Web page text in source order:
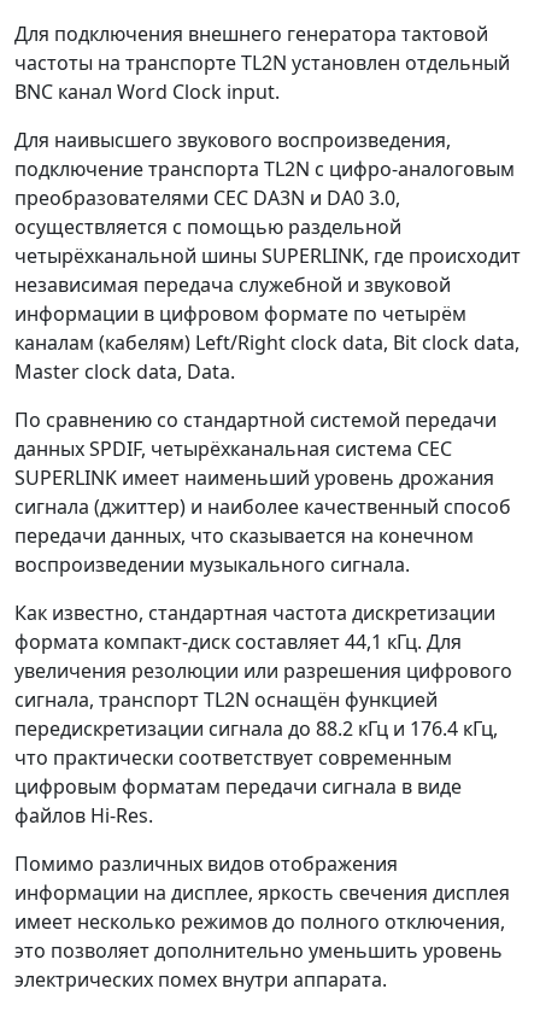
Для подключения внешнего генератора тактовой
частоты на транспорте TL2N установлен отдельный
BNC канал Word Clock input.
Для наивысшего звукового воспроизведения,
подключение транспорта TL2N с цифро-аналоговым
преобразователями CEC DA3N и DA0 3.0,
осуществляется с помощью раздельной
четырёхканальной шины SUPERLINK, где происходит
независимая передача служебной и звуковой
информации в цифровом формате по четырём
каналам (кабелям) Left/Right clock data, Bit clock data,
Master clock data, Data.
По сравнению со стандартной системой передачи
данных SPDIF, четырёхканальная система CEC
SUPERLINK имеет наименьший уровень дрожания
сигнала (джиттер) и наиболее качественный способ
передачи данных, что сказывается на конечном
воспроизведении музыкального сигнала.
Как известно, стандартная частота дискретизации
формата компакт-диск составляет 44,1 кГц. Для
увеличения резолюции или разрешения цифрового
сигнала, транспорт TL2N оснащён функцией
передискретизации сигнала до 88.2 кГц и 176.4 кГц,
что практически соответствует современным
цифровым форматам передачи сигнала в виде
файлов Hi-Res.
Помимо различных видов отображения
информации на дисплее, яркость свечения дисплея
имеет несколько режимов до полного отключения,
это позволяет дополнительно уменьшить уровень
электрических помех внутри аппарата.